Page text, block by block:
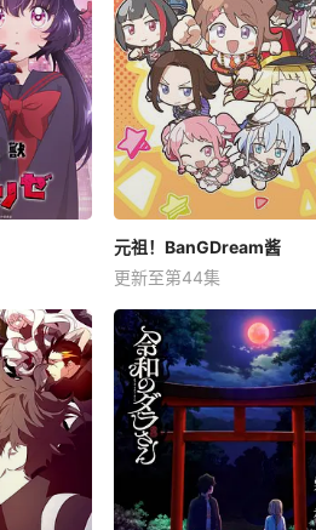
元祖！BanGDream酱
更新至第44集